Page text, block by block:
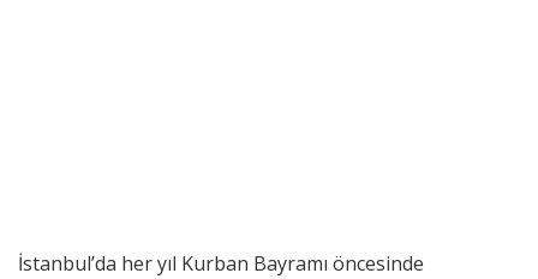
İstanbul’da her yıl Kurban Bayramı öncesinde